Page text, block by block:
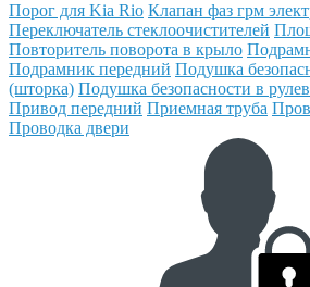
Порог для Kia Rio Клапан фаз грм
Переключатель стеклоочистителей
Повторитель поворота в крыло
Подрамник передний Подушка
(шторка) Подушка безопасности в
Привод передний Приемная труба
Проводка двери